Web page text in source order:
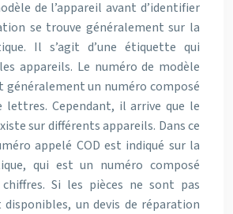
de l’appareil avant d’identifier
se trouve généralement sur la
Il s’agit d’une étiquette qui
appareils. Le numéro de modèle
généralement un numéro composé
lettres. Cependant, il arrive que le
sur différents appareils. Dans ce
appelé COD est indiqué sur la
qui est un numéro composé
Si les pièces ne sont pas
un devis de réparation